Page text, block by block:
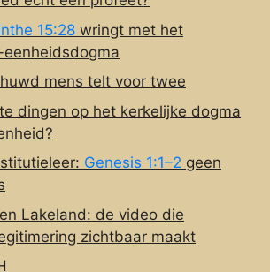
15:28 wringt met het
mens telt voor twee
dingen op het kerkelijke dogma
Genesis 1:1–2 geen
Lakeland: de video die
zichtbaar maakt